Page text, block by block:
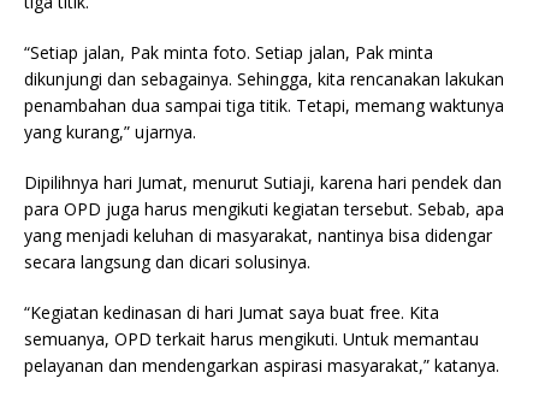
“Setiap jalan, Pak minta foto. Setiap jalan, Pak minta
dikunjungi dan sebagainya. Sehingga, kita rencanakan lakukan
penambahan dua sampai tiga titik. Tetapi, memang waktunya
yang kurang,” ujarnya.
Dipilihnya hari Jumat, menurut Sutiaji, karena hari pendek dan
para OPD juga harus mengikuti kegiatan tersebut. Sebab, apa
yang menjadi keluhan di masyarakat, nantinya bisa didengar
secara langsung dan dicari solusinya.
“Kegiatan kedinasan di hari Jumat saya buat free. Kita
semuanya, OPD terkait harus mengikuti. Untuk memantau
pelayanan dan mendengarkan aspirasi masyarakat,” katanya.